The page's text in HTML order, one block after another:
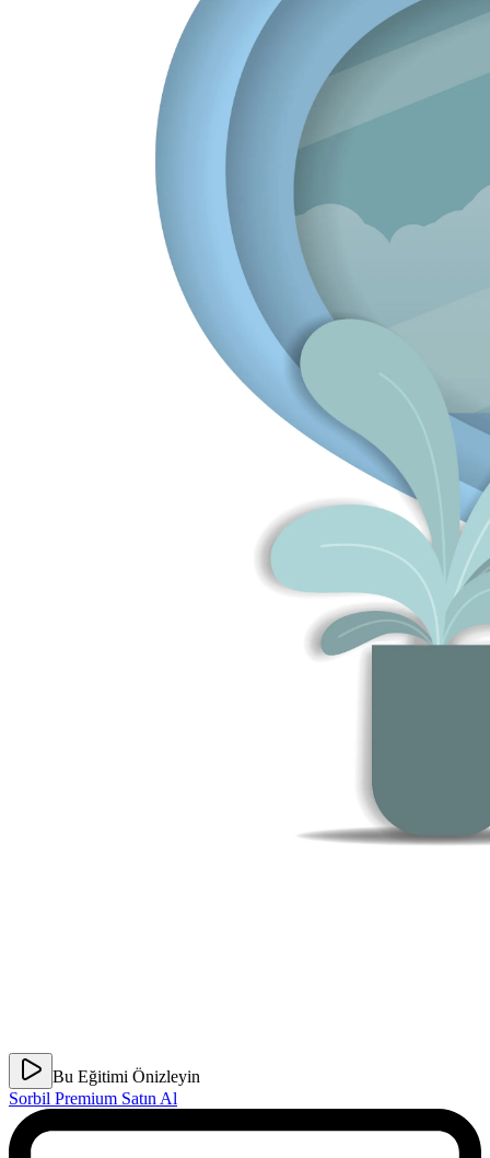
Bu Eğitimi Önizleyin
Sorbil Premium Satın Al